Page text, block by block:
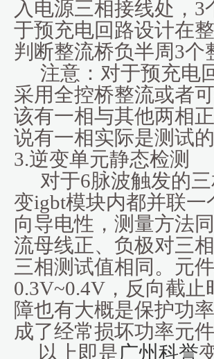
入电源三相接线处，
于预充电回路设计在
判断整流桥负半周3个
注意：对于预充电
采用全控桥整流或者
该有一相与其他两相
说有一相实际是测试
3.逆变单元静态检测
对于6脉波触发的
变igbt模块内都并联
向导电性，测量方法
流母线正、负极对三
三相测试值相同。元
0.3V~0.4V，反向截
障也有大概是保护功
成了经常损坏功率元件
以上即是广州科誉